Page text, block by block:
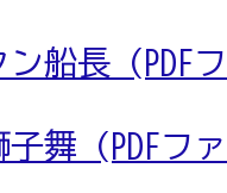
ン船長 (PDF
子舞 (PDFフ